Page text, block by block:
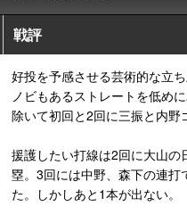
戦評
好投を予感させる芸術的な立
ノビもあるストレートを低め
除いて初回と2回に三振と内野
援護したい打線は2回に大山
塁。3回には中野、森下の連打
た。しかしあと1本が出ない。